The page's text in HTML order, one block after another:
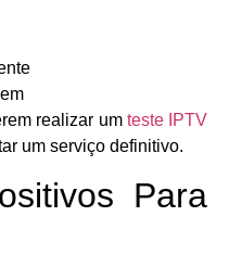
realizar um teste IPTV
um serviço definitivo.
Para